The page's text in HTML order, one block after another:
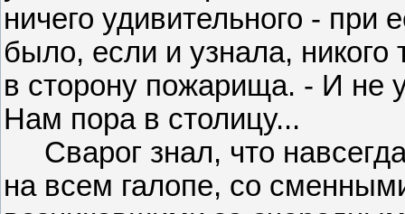
ничего удивительного -
было, если и узнала,
в сторону пожарища. - И не
Нам пора в столицу...
Сварог знал, что
на всем галопе, со